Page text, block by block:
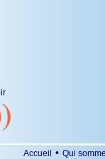
Accueil • Qui